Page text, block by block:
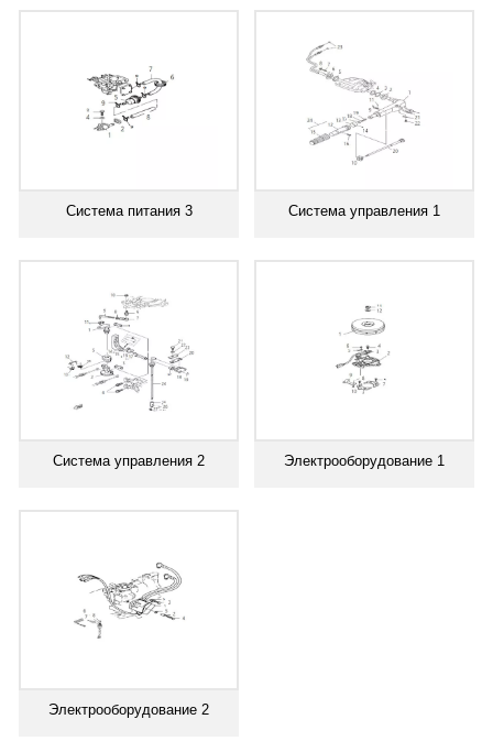
Система питания 3 Система управления 1
Система управления 2 Электрооборудование 1
Электрооборудование 2